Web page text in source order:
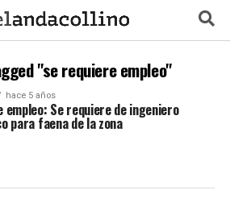
"se requiere empleo"
hace 5 años
empleo: Se requiere de ingeniero
para faena de la zona